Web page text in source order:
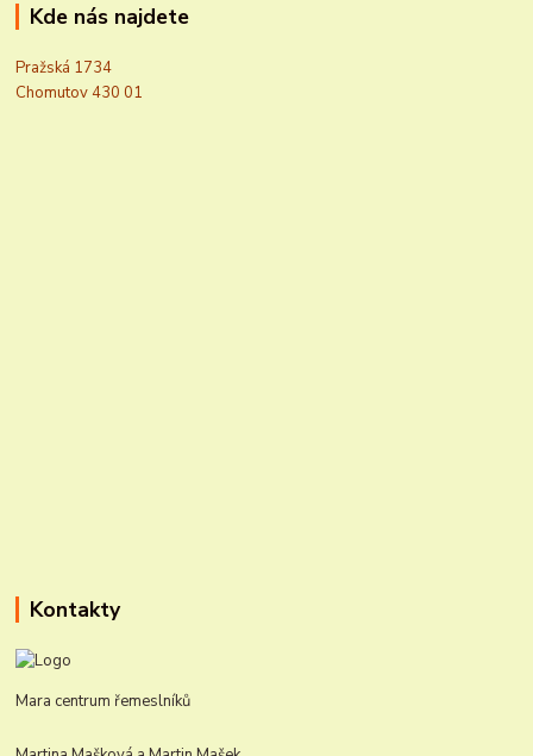
Kde nás najdete
Pražská 1734
Chomutov 430 01
Kontakty
Mara centrum řemeslníků